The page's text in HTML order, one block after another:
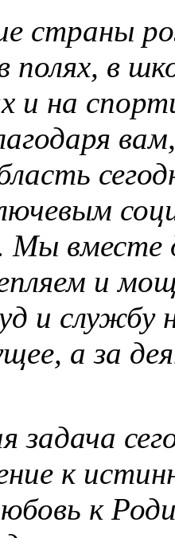
страны
полях, в
и на
Мы вместе
и
и
а за
задача
к
к